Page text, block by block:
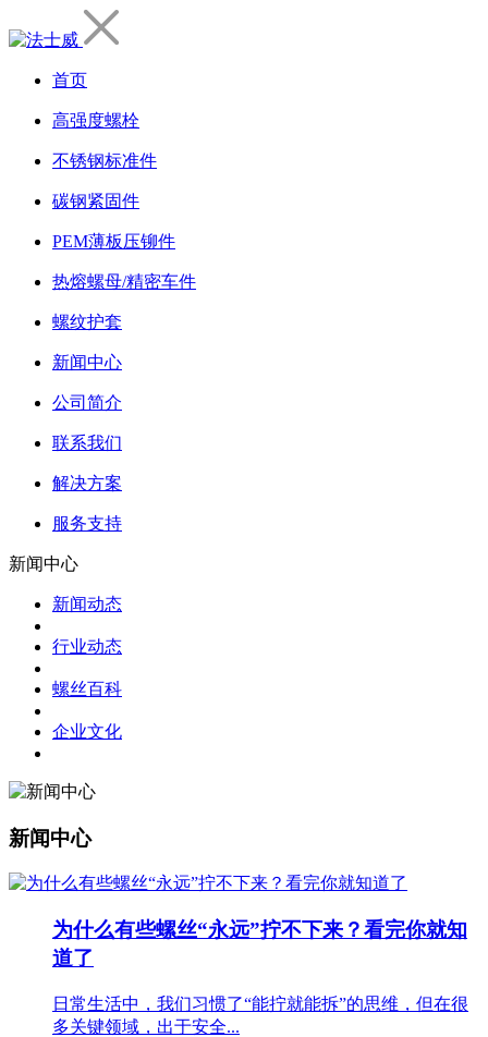
首页
高强度螺栓
不锈钢标准件
碳钢紧固件
PEM薄板压铆件
热熔螺母/精密车件
螺纹护套
新闻中心
公司简介
联系我们
解决方案
服务支持
新闻中心
新闻动态
行业动态
螺丝百科
企业文化
新闻中心
为什么有些螺丝“永远”拧不下来？看完你就知
道了
日常生活中，我们习惯了“能拧就能拆”的思维，但在很
多关键领域，出于安全...